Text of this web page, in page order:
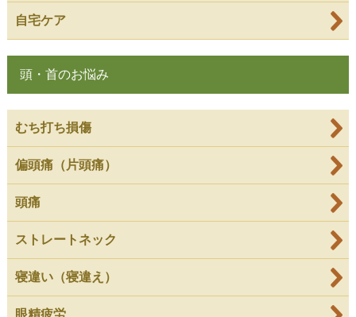
自宅ケア
頭・首のお悩み
むち打ち損傷
偏頭痛（片頭痛）
頭痛
ストレートネック
寝違い（寝違え）
眼精疲労